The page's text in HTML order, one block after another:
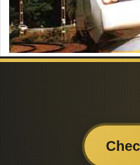
Поезда.
–